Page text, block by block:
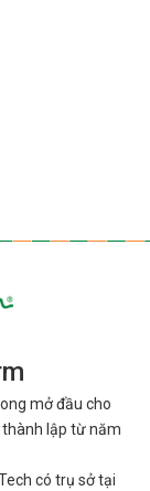
mở đầu cho
lập từ năm
có trụ sở tại